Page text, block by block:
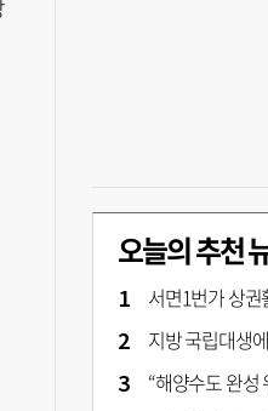
오늘의 추천
서면1번가 상권활성
지방 국립대생
“해양수도 완성 위해 인프라·교육·세제